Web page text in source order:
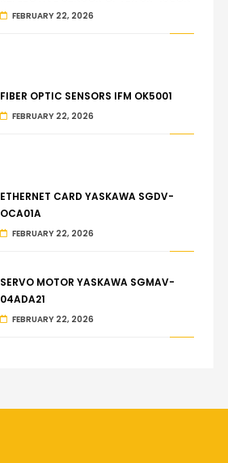
FEBRUARY 22, 2026
FIBER OPTIC SENSORS IFM OK5001
FEBRUARY 22, 2026
ETHERNET CARD YASKAWA SGDV-
OCA01A
FEBRUARY 22, 2026
SERVO MOTOR YASKAWA SGMAV-
04ADA21
FEBRUARY 22, 2026